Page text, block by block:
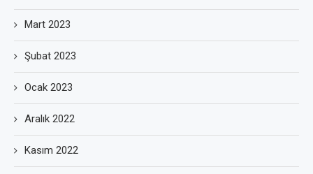
Mart 2023
Şubat 2023
Ocak 2023
Aralık 2022
Kasım 2022